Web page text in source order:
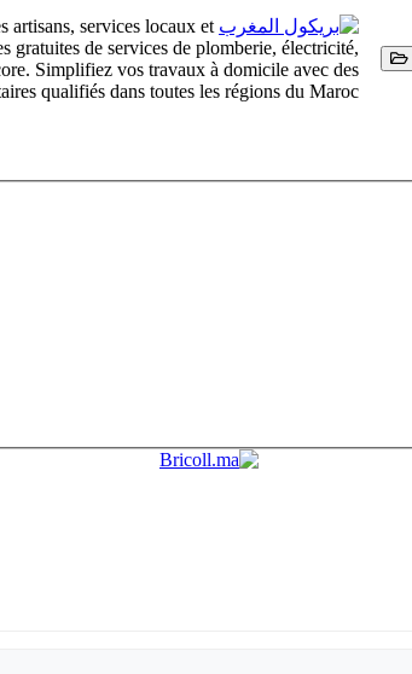
artisans, services locaux et
gratuites de services de plomberie, électricité,
Simplifiez vos travaux à domicile avec des
qualifiés dans toutes les régions du Maroc.